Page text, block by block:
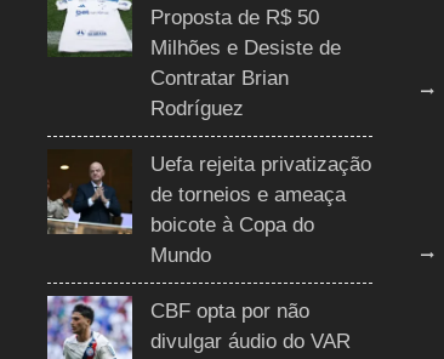
Proposta de R$ 50
Milhões e Desiste de
Contratar Brian
Rodríguez
Uefa rejeita privatização
de torneios e ameaça
boicote à Copa do
Mundo
CBF opta por não
divulgar áudio do VAR